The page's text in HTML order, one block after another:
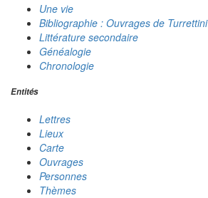
Une vie
Bibliographie : Ouvrages de Turrettini
Littérature secondaire
Généalogie
Chronologie
Entités
Lettres
Lieux
Carte
Ouvrages
Personnes
Thèmes